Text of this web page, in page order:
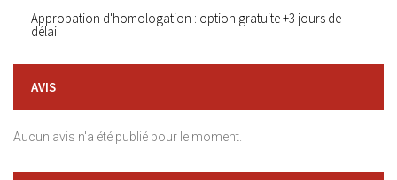
Approbation d'homologation : option gratuite +3 jours de
délai.
AVIS
Aucun avis n'a été publié pour le moment.